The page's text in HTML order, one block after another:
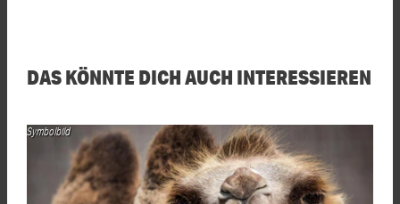
DAS KÖNNTE DICH AUCH INTERESSIEREN
Symbolbild